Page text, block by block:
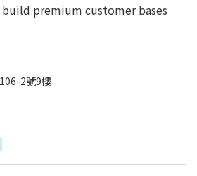
premium customer bases
2號9樓